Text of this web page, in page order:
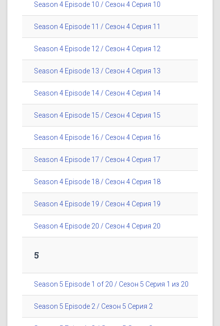
Season 4 Episode 10 / Сезон 4 Серия 10
Season 4 Episode 11 / Сезон 4 Серия 11
Season 4 Episode 12 / Сезон 4 Серия 12
Season 4 Episode 13 / Сезон 4 Серия 13
Season 4 Episode 14 / Сезон 4 Серия 14
Season 4 Episode 15 / Сезон 4 Серия 15
Season 4 Episode 16 / Сезон 4 Серия 16
Season 4 Episode 17 / Сезон 4 Серия 17
Season 4 Episode 18 / Сезон 4 Серия 18
Season 4 Episode 19 / Сезон 4 Серия 19
Season 4 Episode 20 / Сезон 4 Серия 20
5
Season 5 Episode 1 of 20 / Сезон 5 Серия 1 из 20
Season 5 Episode 2 / Сезон 5 Серия 2